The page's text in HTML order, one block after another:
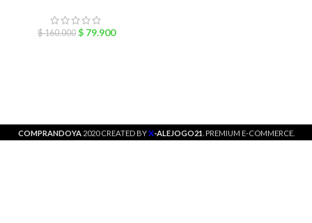
$160.000 $79.900
COMPRANDOYA 2020 CREATED BYX-ALEJOGO21 . PREMIUM E-COMMERCE.